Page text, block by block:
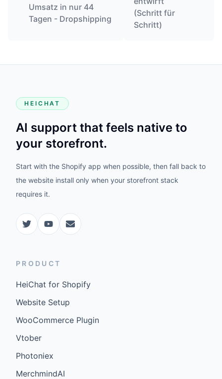
Umsatz in nur 44
Tagen - Dropshipping
(Schritt für
Schritt)
HEICHAT
AI support that feels native to
your storefront.
Start with the Shopify app when possible, then fall back to
the website install only when your storefront stack
requires it.
PRODUCT
HeiChat for Shopify
Website Setup
WooCommerce Plugin
Vtober
Photoniex
MerchmindAI